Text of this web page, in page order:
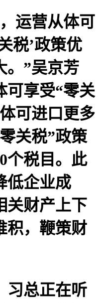
运营从体可
税’政策优
。”吴京芳
可享受“零关
可进口更多
关税”政策
个税目。此
低企业成
关财产上下
积，鞭策财
总正在听